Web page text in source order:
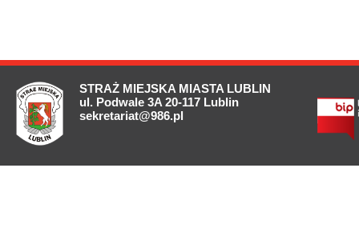
STRAŻ MIEJSKA MIASTA LUBLIN
ul. Podwale 3A 20-117 Lublin
sekretariat@986.pl